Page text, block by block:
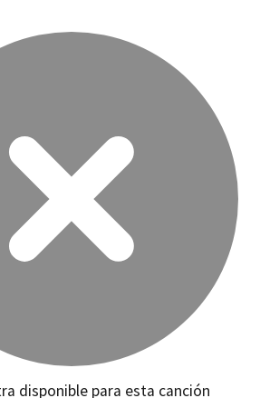
disponible para esta canción